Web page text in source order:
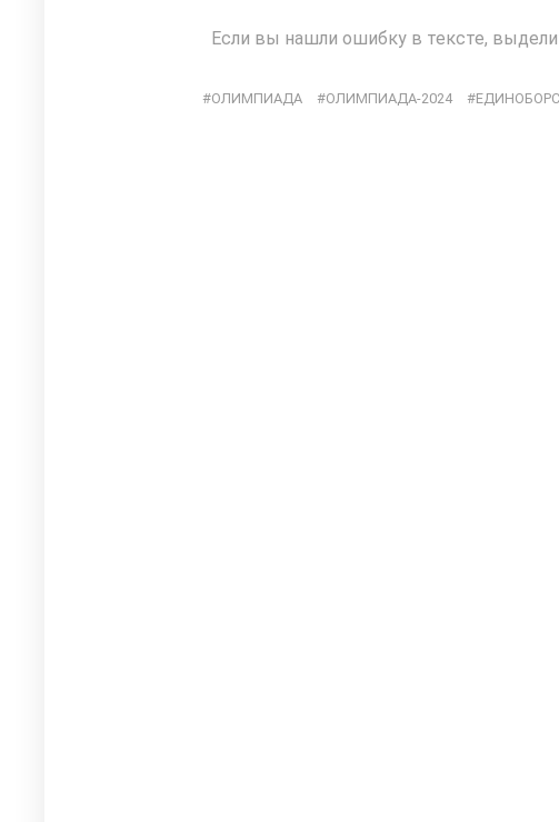
Если вы нашли ошибку в тексте,
ОЛИМПИАДА ОЛИМПИАДА-2024